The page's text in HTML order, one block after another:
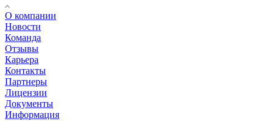
О компании
Новости
Команда
Отзывы
Карьера
Контакты
Партнеры
Лицензии
Документы
Информация